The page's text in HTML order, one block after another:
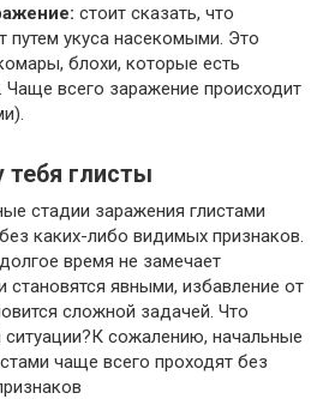
стоит сказать, что
путем укуса насекомыми. Это
блохи, которые есть
всего заражение происходит
тебя глисты
стадии заражения глистами
каких-либо видимых признаков.
время не замечает
явными, избавление от
сложной задачей. Что
сожалению, начальные
чаще всего проходят без